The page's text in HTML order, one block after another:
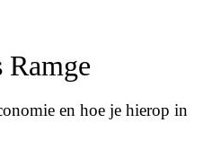
en hoe je hierop in